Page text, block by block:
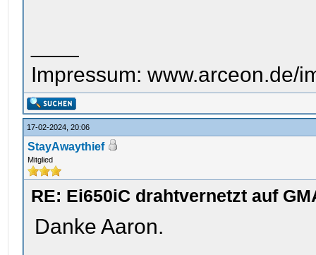
Impressum: www.arceon.de/
17-02-2024, 20:06
StayAwaythief
Mitglied
RE: Ei650iC drahtvernetzt auf
Danke Aaron.